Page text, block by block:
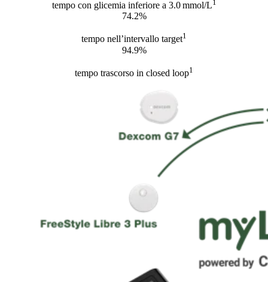
tempo con glicemia inferiore a 3.0 mmol/L1
74.2%
tempo nell’intervallo target1
94.9%
tempo trascorso in closed loop1